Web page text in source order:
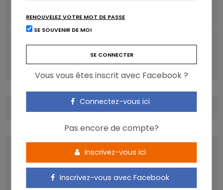
lien?
Manger plus d’antioxydants freinerait le diabète de type
2
RENOUVELEZ VOTRE MOT DE PASSE
SE SOUVENIR DE MOI
Vous vous êtes inscrit avec Facebook ?
Connectez-vous ici
Pas encore de compte?
Inscrivez-vous ici
Inscrivez-vous avec Facebook